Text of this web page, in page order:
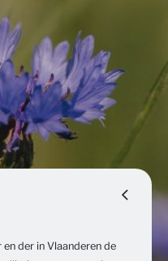
der in Vlaanderen de